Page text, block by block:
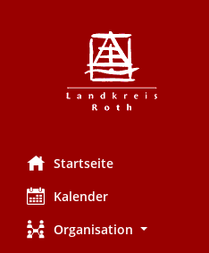
Startseite
Kalender
Organisation